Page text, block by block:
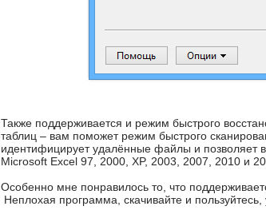
Также поддерживается и режим быстрого
таблиц – вам поможет режим быстрого
идентифицирует удалённые файлы и позволяет
Microsoft Excel 97, 2000, XP, 2003, 2007, 2010 и
Особенно мне понравилось то, что
Неплохая программа, скачивайте и